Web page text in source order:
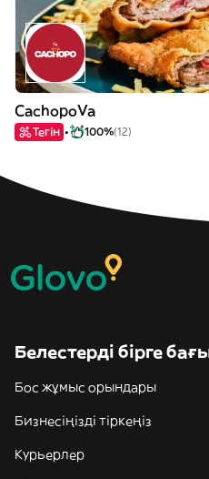
CachopoVa
Тегін 100%(12)
Белестерді бірге
Бос жұмыс орындары
Бизнесіңізді тіркеңіз
Курьерлер